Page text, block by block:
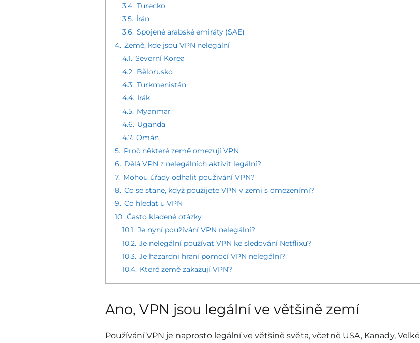
3.4. Turecko
3.5. Írán
3.6. Spojené arabské emiráty (SAE)
4. Země, kde jsou VPN nelegální
4.1. Severní Korea
4.2. Bělorusko
4.3. Turkmenistán
4.4. Irák
4.5. Myanmar
4.6. Uganda
4.7. Omán
5. Proč některé země omezují VPN
6. Dělá VPN z nelegálních aktivit legální?
7. Mohou úřady odhalit používání VPN?
8. Co se stane, když použijete VPN v zemi s omezeními?
9. Co hledat u VPN
10. Často kladené otázky
10.1. Je nyní používání VPN nelegální?
10.2. Je nelegální používat VPN ke sledování Netflixu?
10.3. Je hazardní hraní pomocí VPN nelegální?
10.4. Které země zakazují VPN?
Ano, VPN jsou legální ve většině zemí
Používání VPN je naprosto legální ve většině světa, včetně USA, Kanady, Velké